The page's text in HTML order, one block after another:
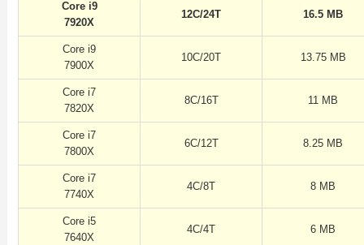
Core i9
7920X
12C/24T 16.5 MB
Core i9
7900X
10C/20T 13.75 MB
Core i7
7820X
8C/16T 11 MB
Core i7
7800X
6C/12T 8.25 MB
Core i7
7740X
4C/8T 8 MB
Core i5
7640X
4C/4T 6 MB